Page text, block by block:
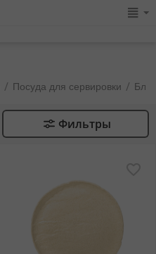
/ Посуда для сервировки /
Фильтры